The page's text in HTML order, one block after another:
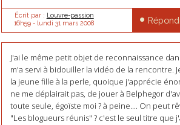
Écrit par : Louvre-passion
16h59- lundi 31 mars 2008
J'ai le même petit objet de reconnaissance
m'a servi à bidouiller la vidéo de la rencontre.
la jeune fille à la perle, quoique j'apprécie
ne me déplairait pas, de jouer à Belphegor
toute seule, égoïste moi ? à peine.... On peut
"Les blogueurs réunis" ? c'est le seul titre que